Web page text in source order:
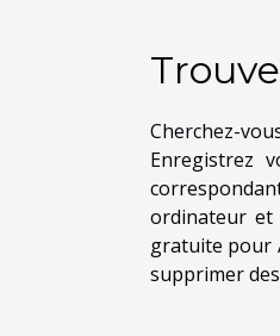
Cherchez-
Enregistrez
ordinateur et
gratuite pour
supprimer